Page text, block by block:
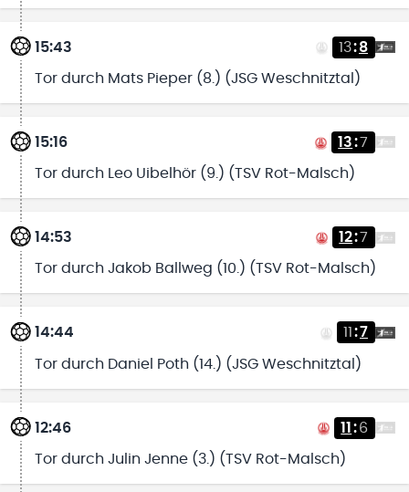
15:43 13:8
Tor durch Mats Pieper (8.) (JSG Weschnitztal)
15:16 13:7
Tor durch Leo Uibelhör (9.) (TSV Rot-Malsch)
14:53 12:7
Tor durch Jakob Ballweg (10.) (TSV Rot-Malsch)
14:44 11 :7
Tor durch Daniel Poth (14.) (JSG Weschnitztal)
12:46 11 :6
Tor durch Julin Jenne (3.) (TSV Rot-Malsch)